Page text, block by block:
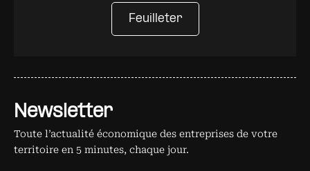
Newsletter
Toute l’actualité économique des entreprises de votre
territoire en 5 minutes, chaque jour.
Feuilleter